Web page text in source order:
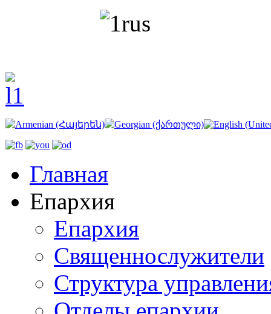
Главная
Епархия
Епархия
Священнослужители
Структура